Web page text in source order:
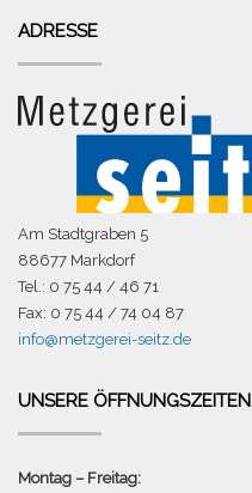
ADRESSE
Am Stadtgraben 5
88677 Markdorf
Tel.: 0 75 44 / 46 71
Fax: 0 75 44 / 74 04 87
info@metzgerei-seitz.de
UNSERE ÖFFNUNGSZEITEN
Montag – Freitag: